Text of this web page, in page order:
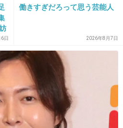
けられて当然のことをし
日
働きすぎだろって思う芸能人
2026年8月7日